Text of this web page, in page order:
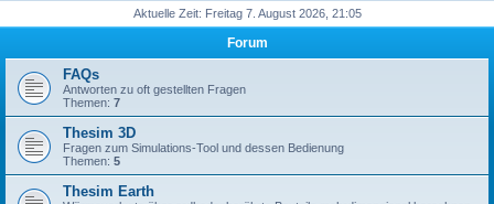
h
Aktuelle Zeit: Freitag 7. August 2026, 21:05
Forum
FAQs
Antworten zu oft gestellten Fragen
Themen: 7
Thesim 3D
Fragen zum Simulations-Tool und dessen Bedienung
Themen: 5
Thesim Earth